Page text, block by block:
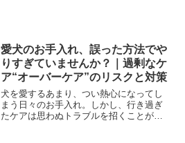
愛犬のお手入れ、誤った方法でや
りすぎていませんか？｜過剰なケ
ア“オーバーケア”のリスクと対策
犬を愛するあまり、つい熱心になってし
まう日々のお手入れ。しかし、行き過ぎ
たケアは思わぬトラブルを招くことがあ